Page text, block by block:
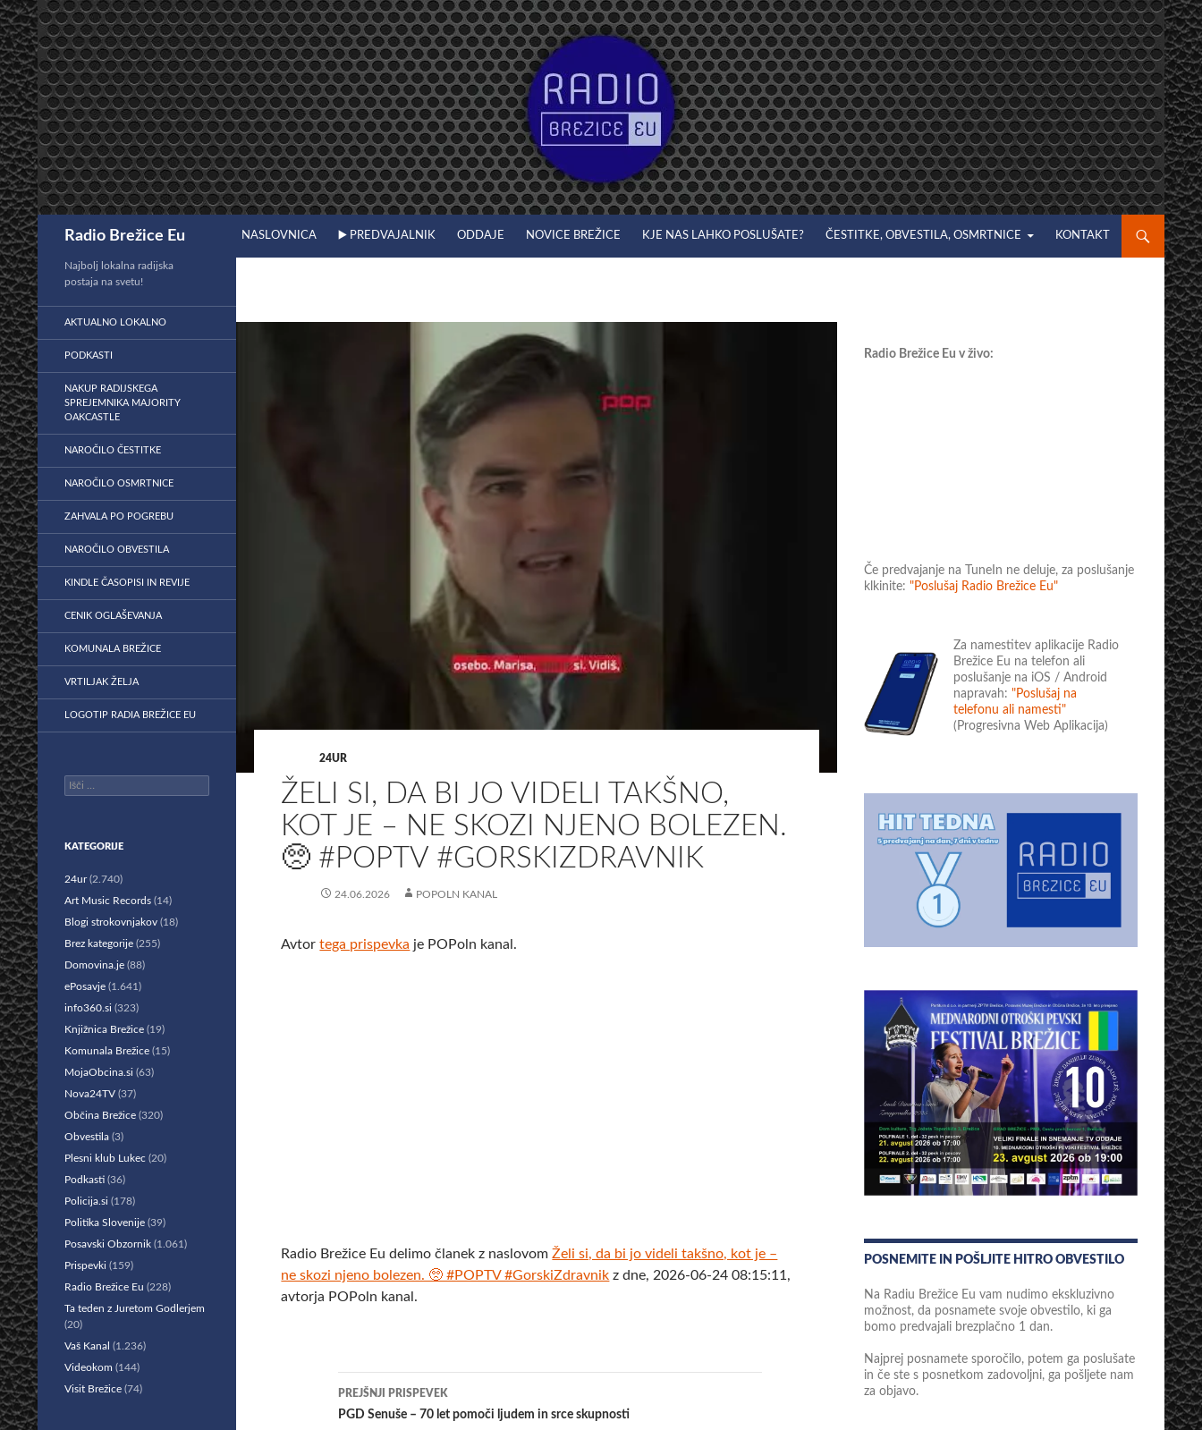
Preskoči
na
vsebino
Radio Brežice Eu NASLOVNICA ▶️ PREDVAJALNIK ODDAJE NOVICE BREŽICE KJE NAS LAHKO POSLUŠATE? ČESTITKE, OBVESTILA, OSMRTNICE KONTAKT
24UR
ŽELI SI, DA BI JO VIDELI TAKŠNO,
KOT JE – NE SKOZI NJENO BOLEZEN.
🥺 #POPTV #GORSKIZDRAVNIK
24.06.2026 POPOLN KANAL
Avtortega prispevka je POPoln kanal.
Radio Brežice Eu delimo članek z naslovomŽeli si, da bi jo videli takšno, kot je –
ne skozi njeno bolezen. 🥺 #POPTV #GorskiZdravnik z dne, 2026-06-24 08:15:11,
avtorja POPoln kanal.
Krmarjenje
po
PREJŠNJI PRISPEVEK
PGD Senuše – 70 let pomoči ljudem in srce skupnosti
Radio Brežice Eu v živo:
Če predvajanje na TuneIn ne deluje, za poslušanje
klkinite: "Poslušaj Radio Brežice Eu"
Za namestitev aplikacije Radio
Brežice Eu na telefon ali
poslušanje na iOS / Android
napravah: "Poslušaj na
telefonu ali namesti"
(Progresivna Web Aplikacija)
POSNEMITE IN POŠLJITE HITRO OBVESTILO
Na Radiu Brežice Eu vam nudimo ekskluzivno
možnost, da posnamete svoje obvestilo, ki ga
bomo predvajali brezplačno 1 dan.
Najprej posnamete sporočilo, potem ga poslušate
in če ste s posnetkom zadovoljni, ga pošljete nam
za objavo.
Najbolj lokalna radijska
postaja na svetu!
AKTUALNO LOKALNO
PODKASTI
NAKUP RADIJSKEGA
SPREJEMNIKA MAJORITY
OAKCASTLE
NAROČILO ČESTITKE
NAROČILO OSMRTNICE
ZAHVALA PO POGREBU
NAROČILO OBVESTILA
KINDLE ČASOPISI IN REVIJE
CENIK OGLAŠEVANJA
KOMUNALA BREŽICE
VRTILJAK ŽELJA
LOGOTIP RADIA BREŽICE EU
Išči:
KATEGORIJE
24ur(2.740)
Art Music Records (14)
Blogi strokovnjakov (18)
Brez kategorije (255)
Domovina.je (88)
ePosavje (1.641)
info360.si (323)
Knjižnica Brežice (19)
Komunala Brežice (15)
MojaObcina.si (63)
Nova24TV (37)
Občina Brežice (320)
Obvestila (3)
Plesni klub Lukec (20)
Podkasti (36)
Policija.si (178)
Politika Slovenije (39)
Posavski Obzornik (1.061)
Prispevki (159)
Radio Brežice Eu (228)
Ta teden z Juretom Godlerjem
(20)
Vaš Kanal (1.236)
Videokom (144)
Visit Brežice (74)